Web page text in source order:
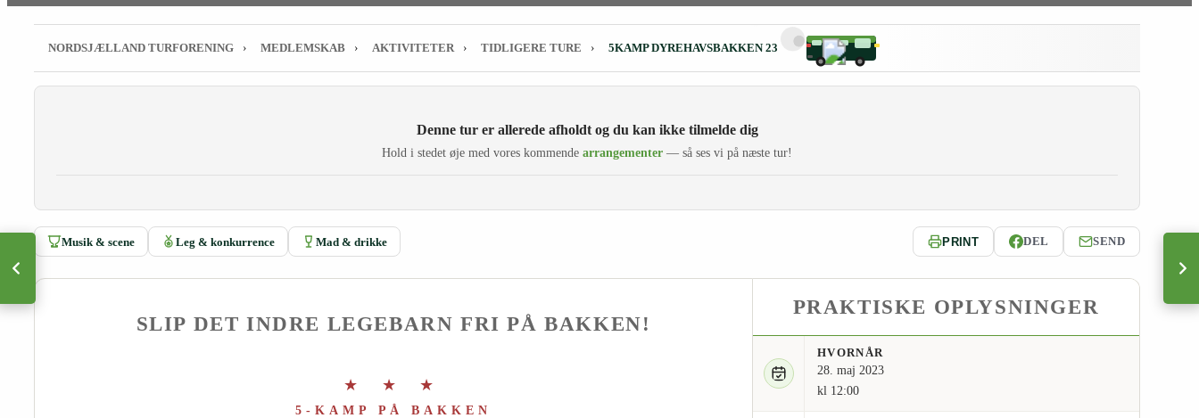
NORDSJÆLLAND TURFORENING › MEDLEMSKAB › AKTIVITETER › TIDLIGERE TURE › 5KAMP DYREHAVSBAKKEN 23
Denne tur er allerede afholdt og du kan ikke tilmelde dig
Hold i stedet øje med vores kommende arrangementer — så ses vi på næste tur!
Musik & scene Leg & konkurrence Mad & drikke PRINT DEL SEND
SLIP DET INDRE LEGEBARN FRI PÅ BAKKEN!
★ ★ ★
5-KAMP PÅ BAKKEN
PRAKTISKE OPLYSNINGER
HVORNÅR
28. maj 2023
kl 12:00